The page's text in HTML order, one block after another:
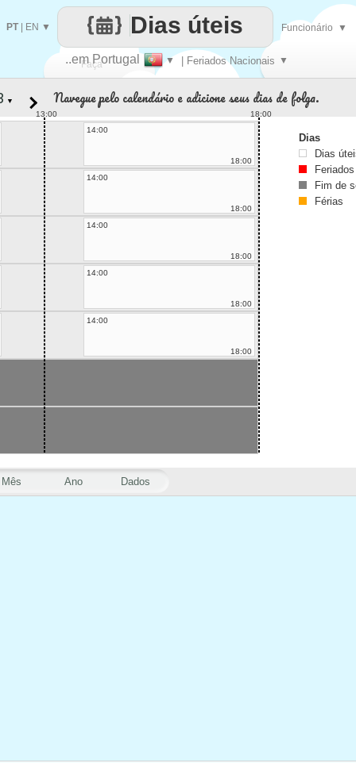
Faça
..em Portugal ▼ | Feriados Nacionais ▼
Dias úteis
PT| EN ▼ Funcionário ▼
Mês Ano Dados
▼ Navegue pelo calendário e adicione seus dias de folga.
13:00
18:00
14:00
18:00
14:00
18:00
14:00
18:00
14:00
18:00
14:00
18:00
Dias
Dias
Feriados
Fim de
Férias